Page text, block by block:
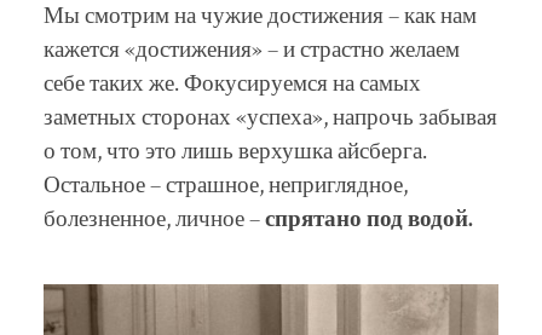
Мы смотрим на чужие достижения – как нам
кажется «достижения» – и страстно желаем
себе таких же. Фокусируемся на самых
заметных сторонах «успеха», напрочь забывая
о том, что это лишь верхушка айсберга.
Остальное – страшное, неприглядное,
болезненное, личное –спрятано под водой.